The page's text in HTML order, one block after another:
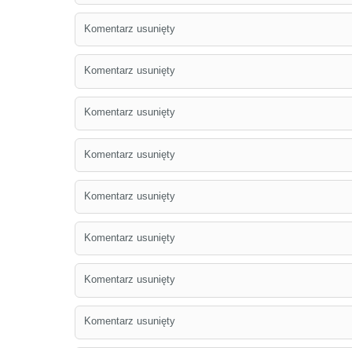
Komentarz usunięty
Komentarz usunięty
Komentarz usunięty
Komentarz usunięty
Komentarz usunięty
Komentarz usunięty
Komentarz usunięty
Komentarz usunięty